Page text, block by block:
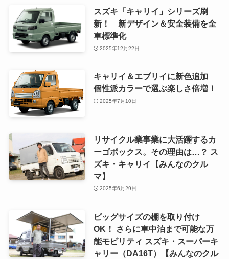
スズキ「キャリイ」シリーズ刷
新！ 新デザイン＆安全装備を全
車標準化
2025年12月22日
キャリイ＆エブリイに新色追加
個性派カラーで選ぶ楽しさ倍増！
2025年7月10日
リサイクル業事業に大活躍するカ
ーゴボックス。その理由は…？ ス
ズキ・キャリイ【みんなのクル
マ】
2025年6月29日
ビッグサイズの棚を取り付け
OK！ さらに車中泊まで可能な万
能モビリティ スズキ・スーパーキ
ャリー（DA16T）【みんなのクル